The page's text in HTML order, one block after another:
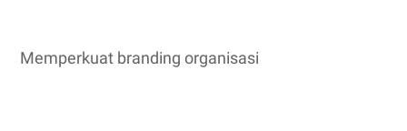
Memperkuat branding organisasi